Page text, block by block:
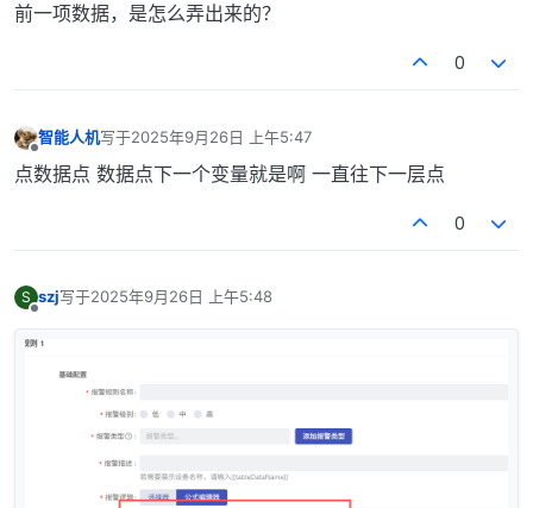
前一项数据，是怎么弄出来的？
0
智能人机写于2025年9月26日 上午5:47
最后由 编辑
点数据点 数据点下一个变量就是啊 一直往下一层点
0
S szj写于2025年9月26日 上午5:48
最后由 编辑